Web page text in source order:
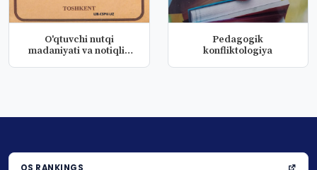
O'qtuvchi nutqi
madaniyati va notiqlik
Pedagogik
konfliktologiya
QS RANKINGS